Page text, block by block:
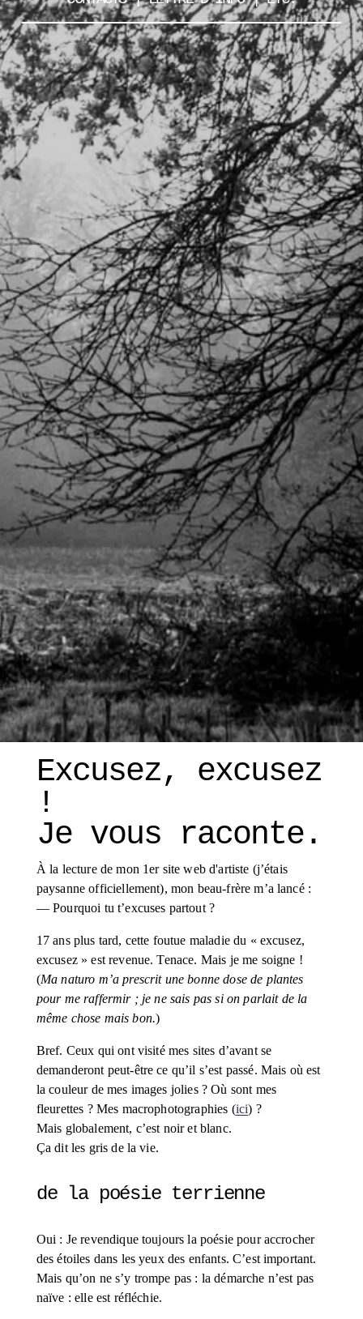
Excusez, excusez
!
À la lecture de mon 1er site web d'artiste (j’étais
paysanne officiellement), mon beau-frère m’a lancé :
— Pourquoi tu t’excuses partout ?
17 ans plus tard, cette foutue maladie du « excusez,
excusez » est revenue. Tenace. Mais je me soigne !
(Ma naturo m’a prescrit une bonne dose de plantes
pour me raffermir ; je ne sais pas si on parlait de la
même chose mais bon.)
Bref. Ceux qui ont visité mes sites d’avant se
demanderont peut-être ce qu’il s’est passé. Mais où est
la couleur de mes images jolies ? Où sont mes
fleurettes ? Mes macrophotographies (ici) ?
Mais globalement, c’est noir et blanc.
Ça dit les gris de la vie.
de la poésie terrienne
Oui : Je revendique toujours la poésie pour accrocher
des étoiles dans les yeux des enfants. C’est important.
Mais qu’on ne s’y trompe pas : la démarche n’est pas
naïve : elle est réfléchie.